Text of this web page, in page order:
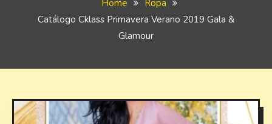
Home
Ropa
Catálogo Cklass Primavera Verano 2019 Gala &
Glamour